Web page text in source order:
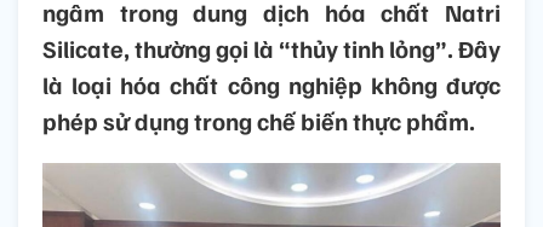
ngâm trong dung dịch hóa chất Natri
Silicate, thường gọi là “thủy tinh lỏng”. Đây
là loại hóa chất công nghiệp không được
phép sử dụng trong chế biến thực phẩm.